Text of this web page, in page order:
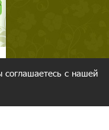
соглашаетесь с нашей